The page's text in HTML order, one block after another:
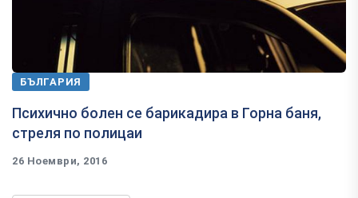
БЪЛГАРИЯ
Психично болен се барикадира в Горна баня,
стреля по полицаи
26 Ноември, 2016